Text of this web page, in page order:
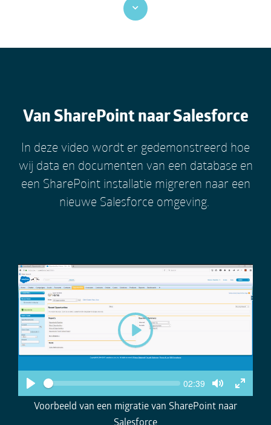
Van SharePoint naar Salesforce
In deze video wordt er gedemonstreerd hoe
wij data en documenten van een database en
een SharePoint installatie migreren naar een
nieuwe Salesforce omgeving.
P
y
P
S
e
e
k
C
r
r
02:39
T
o
T
Voorbeeld van een migratie van SharePoint naar
Salesforce